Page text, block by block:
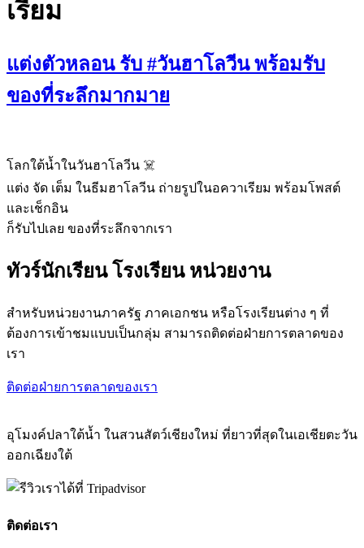
เรียม
แต่งตัวหลอน รับ #วันฮาโลวีน พร้อมรับ
ของที่ระลึกมากมาย
โลกใต้น้ำในวันฮาโลวีน ☠️
แต่ง จัด เต็ม ในธีมฮาโลวีน ถ่ายรูปในอควาเรียม พร้อมโพสต์
และเช็กอิน
ก็รับไปเลย ของที่ระลึกจากเรา
ทัวร์นักเรียน โรงเรียน หน่วยงาน
สำหรับหน่วยงานภาครัฐ ภาคเอกชน หรือโรงเรียนต่าง ๆ ที่
ต้องการเข้าชมแบบเป็นกลุ่ม สามารถติดต่อฝ่ายการตลาดของ
เรา
ติดต่อฝ่ายการตลาดของเรา
อุโมงค์ปลาใต้น้ำ ในสวนสัตว์เชียงใหม่ ที่ยาวที่สุดในเอเชียตะวัน
ออกเฉียงใต้
ติดต่อเรา